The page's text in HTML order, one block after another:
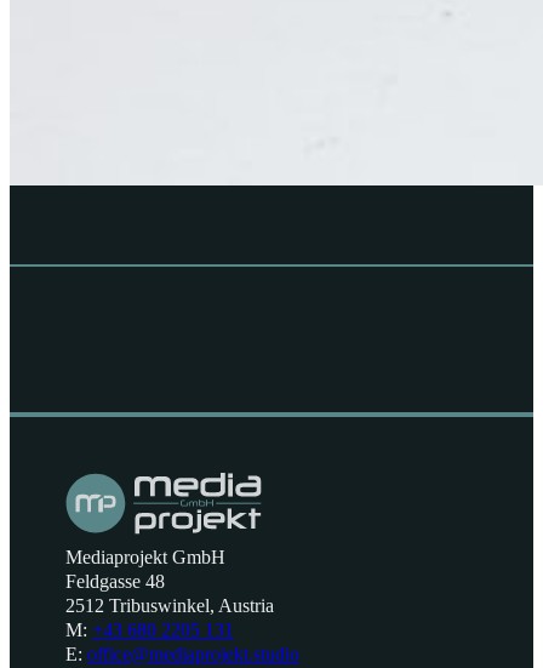
Mediaprojekt GmbH
Feldgasse 48
2512 Tribuswinkel, Austria
M: +43 680 2205 131
E: office@mediaprojekt.studio